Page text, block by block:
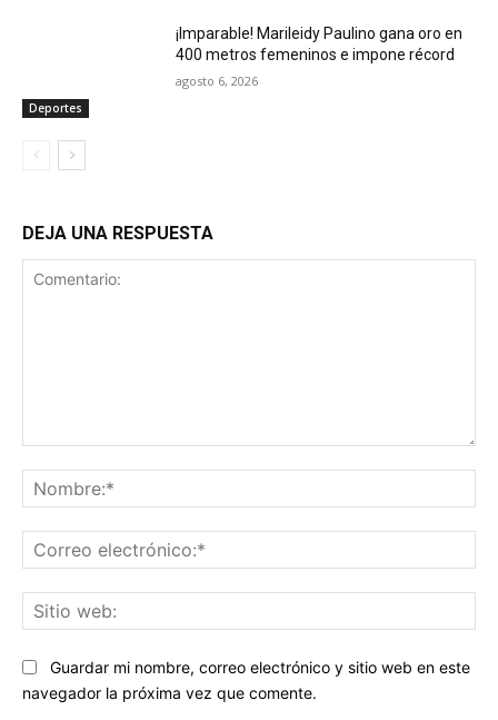
Deportes
¡Imparable! Marileidy Paulino gana oro en
400 metros femeninos e impone récord
agosto 6, 2026
DEJA UNA RESPUESTA
Guardar mi nombre, correo electrónico y sitio web en este
navegador la próxima vez que comente.